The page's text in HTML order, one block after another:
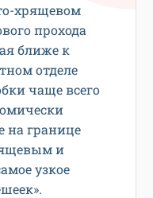
хрящевом
прохода
ближе к
отделе
чаще всего
на границе
и
узкое